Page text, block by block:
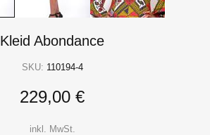
Kleid Abondance
SKU: 110194-4
229,00 €
inkl. MwSt.